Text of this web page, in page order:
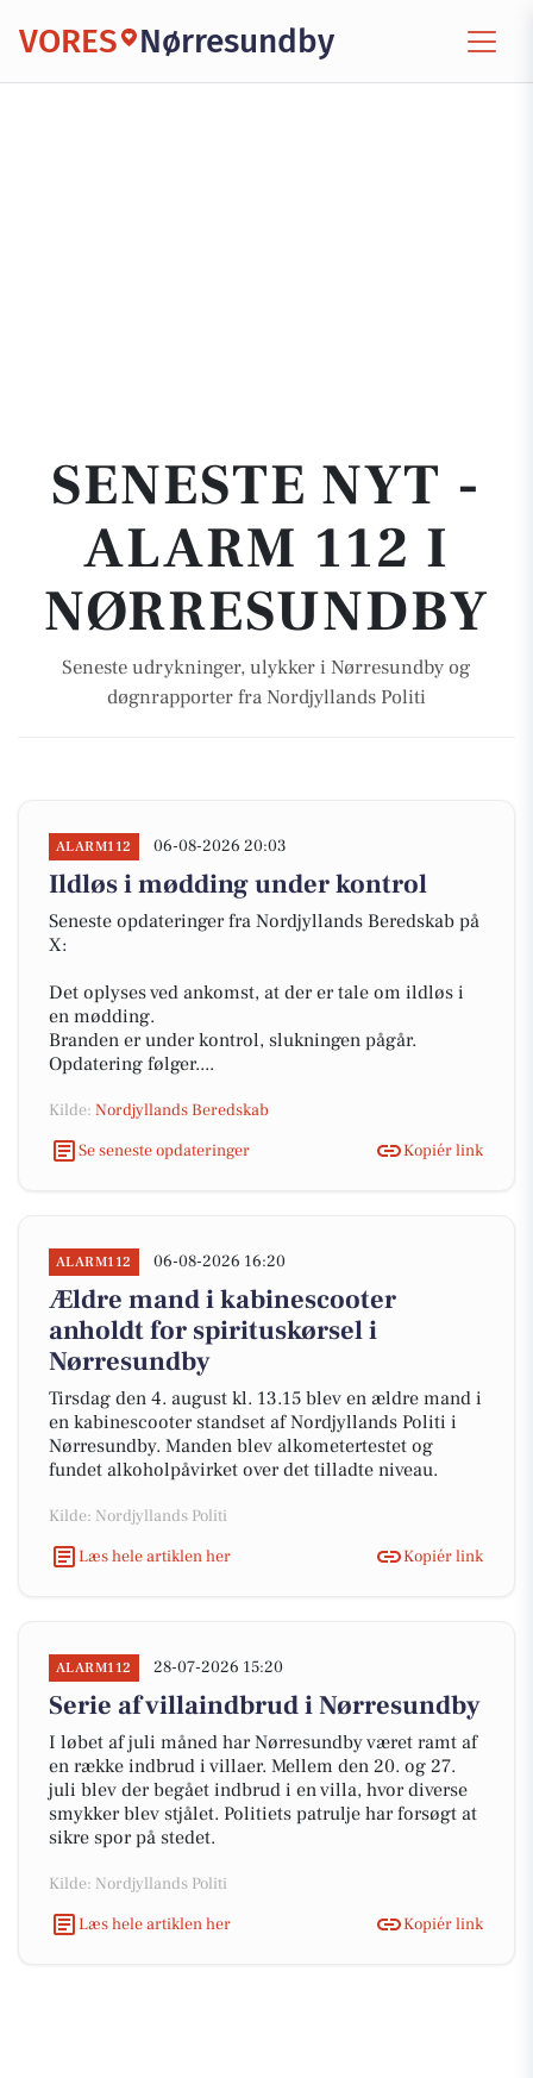
VORES Nørresundby
SENESTE NYT -
ALARM 112 I
NØRRESUNDBY
Seneste udrykninger, ulykker i Nørresundby og
døgnrapporter fra Nordjyllands Politi
ALARM112 06-08-2026 20:03
Ildløs i mødding under kontrol
Seneste opdateringer fra Nordjyllands Beredskab på
X:
Det oplyses ved ankomst, at der er tale om ildløs i
en mødding.
Branden er under kontrol, slukningen pågår.
Opdatering følger....
Kilde: Nordjyllands Beredskab
Se seneste opdateringer
Kopiér link
ALARM112 06-08-2026 16:20
Ældre mand i kabinescooter
anholdt for spirituskørsel i
Nørresundby
Tirsdag den 4. august kl. 13.15 blev en ældre mand i
en kabinescooter standset af Nordjyllands Politi i
Nørresundby. Manden blev alkometertestet og
fundet alkoholpåvirket over det tilladte niveau.
Kilde: Nordjyllands Politi
Læs hele artiklen her
Kopiér link
ALARM112 28-07-2026 15:20
Serie af villaindbrud i Nørresundby
I løbet af juli måned har Nørresundby været ramt af
en række indbrud i villaer. Mellem den 20. og 27.
juli blev der begået indbrud i en villa, hvor diverse
smykker blev stjålet. Politiets patrulje har forsøgt at
sikre spor på stedet.
Kilde: Nordjyllands Politi
Læs hele artiklen her
Kopiér link